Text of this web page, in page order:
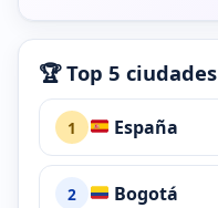
🏆 Top 5 ciudades
1 España
2 Bogotá